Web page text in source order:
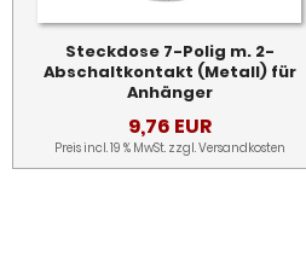
Steckdose 7-Polig m. 2-
Abschaltkontakt (Metall) für
Anhänger
9,76 EUR
Preis incl. 19 % MwSt. zzgl.Versandkosten